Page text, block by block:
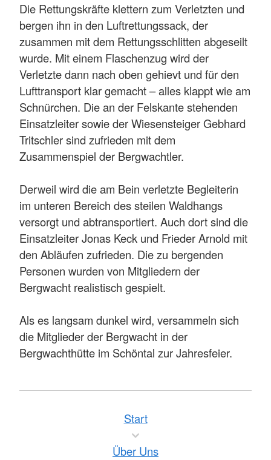
Die Rettungskräfte klettern zum Verletzten und
bergen ihn in den Luftrettungssack, der
zusammen mit dem Rettungsschlitten abgeseilt
wurde. Mit einem Flaschenzug wird der
Verletzte dann nach oben gehievt und für den
Lufttransport klar gemacht – alles klappt wie am
Schnürchen. Die an der Felskante stehenden
Einsatzleiter sowie der Wiesensteiger Gebhard
Tritschler sind zufrieden mit dem
Zusammenspiel der Bergwachtler.
Derweil wird die am Bein verletzte Begleiterin
im unteren Bereich des steilen Waldhangs
versorgt und abtransportiert. Auch dort sind die
Einsatzleiter Jonas Keck und Frieder Arnold mit
den Abläufen zufrieden. Die zu bergenden
Personen wurden von Mitgliedern der
Bergwacht realistisch gespielt.
Als es langsam dunkel wird, versammeln sich
die Mitglieder der Bergwacht in der
Bergwachthütte im Schöntal zur Jahresfeier.
Start
Über Uns